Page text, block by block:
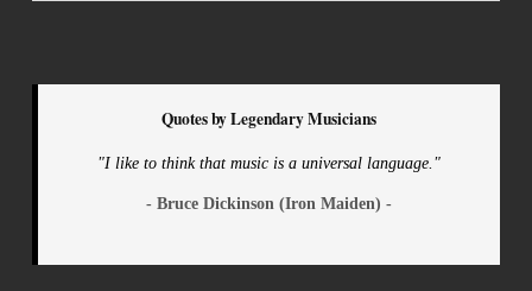
Quotes by Legendary Musicians
"I like to think that music is a universal language."
- Bruce Dickinson (Iron Maiden) -